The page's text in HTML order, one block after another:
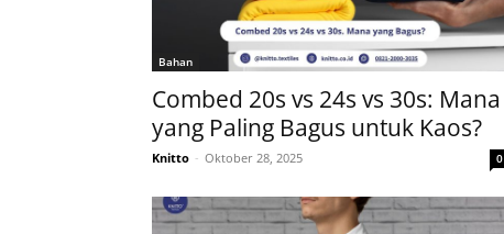
Bahan
Combed 20s vs 24s vs 30s: Mana
yang Paling Bagus untuk Kaos?
Knitto - Oktober 28, 2025 0